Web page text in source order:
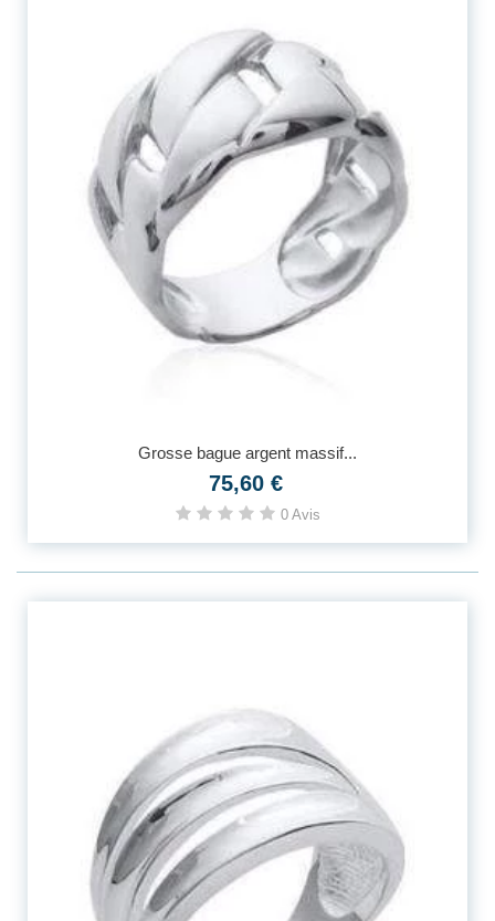
Grosse bague argent massif...
75,60 €
0 Avis